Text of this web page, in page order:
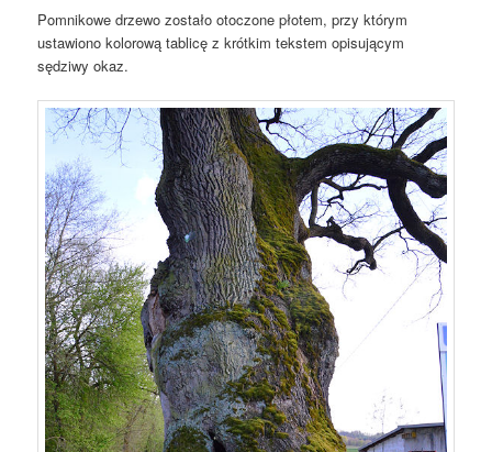
Pomnikowe drzewo zostało otoczone płotem, przy którym
ustawiono kolorową tablicę z krótkim tekstem opisującym
sędziwy okaz.